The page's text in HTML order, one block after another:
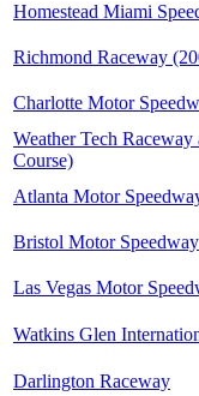
Homestead Miami
Richmond Raceway
Charlotte Motor
Weather Tech
Course)
Atlanta Motor
Bristol Motor Speedway
Las Vegas Motor
Watkins Glen
Darlington Raceway